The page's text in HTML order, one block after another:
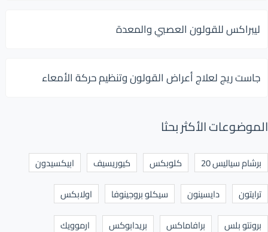
ليبراكس للقولون العصبي والمعدة
جاست ريج لعلاج أعراض القولون وتنظيم حركة الأمعاء
الموضوعات الأكثر بحثا
برشام سياليس 20 كلوبكس كيوريسيف
ابيكسيدون
ترايتون
دايسينون سيكلو بروجينوفا
اولابكس
برونتو بلس
برافاماكس بريدابوكس
ارموويك